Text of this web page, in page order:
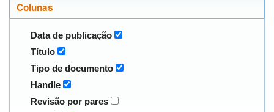
Colunas
Data de publicação
Título
Tipo de documento
Handle
Revisão por pares